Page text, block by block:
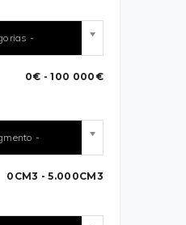
-
0€ - 100 000€
-
0CM3 - 5.000CM3